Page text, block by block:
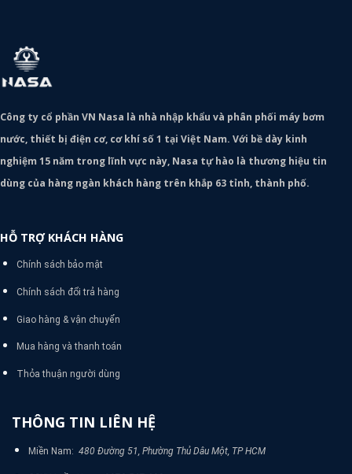
Công ty cổ phần VN Nasa là nhà nhập khẩu và phân phối máy bơm
nước, thiết bị điện cơ, cơ khí số 1 tại Việt Nam. Với bề dày kinh
nghiệm 15 năm trong lĩnh vực này, Nasa tự hào là thương hiệu tin
dùng của hàng ngàn khách hàng trên khắp 63 tỉnh, thành phố.
HỖ TRỢ KHÁCH HÀNG
Chính sách bảo mật
Chính sách đổi trả hàng
Giao hàng & vận chuyển
Mua hàng và thanh toán
Thỏa thuận người dùng
THÔNG TIN LIÊN HỆ
Miền Nam: 480 Đường 51, Phường Thủ Dâu Một, TP HCM